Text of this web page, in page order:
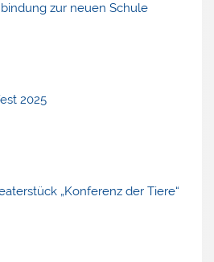
zur neuen Schule
2025
„Konferenz der Tiere“